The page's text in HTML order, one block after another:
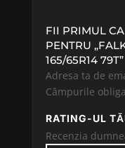
FII PRIMUL
PENTRU
165/65R14 79T”
Adresa ta de
Câmpurile
RATING-UL
Recenzia